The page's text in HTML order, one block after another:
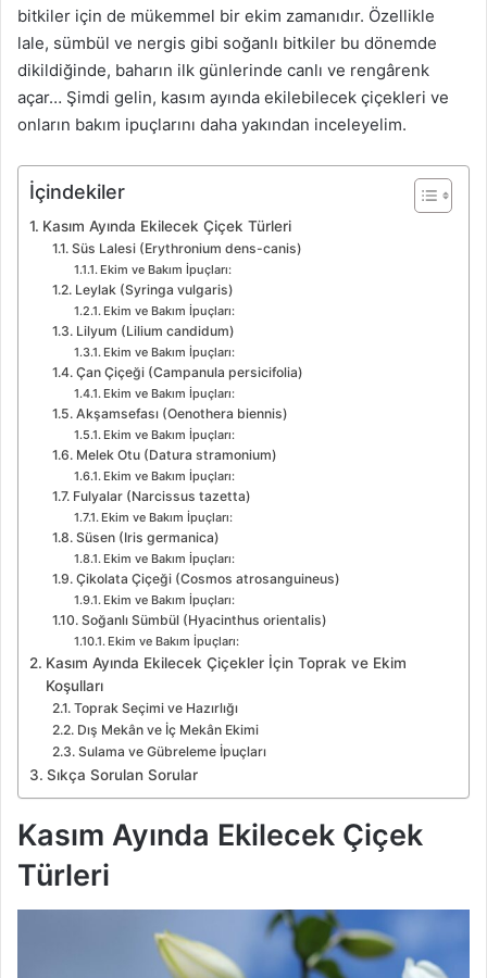
bitkiler için de mükemmel bir ekim zamanıdır. Özellikle
lale, sümbül ve nergis gibi soğanlı bitkiler bu dönemde
dikildiğinde, baharın ilk günlerinde canlı ve rengârenk
açar… Şimdi gelin, kasım ayında ekilebilecek çiçekleri ve
onların bakım ipuçlarını daha yakından inceleyelim.
İçindekiler
Kasım Ayında Ekilecek Çiçek Türleri
Süs Lalesi (Erythronium dens-canis)
Ekim ve Bakım İpuçları:
Leylak (Syringa vulgaris)
Ekim ve Bakım İpuçları:
Lilyum (Lilium candidum)
Ekim ve Bakım İpuçları:
Çan Çiçeği (Campanula persicifolia)
Ekim ve Bakım İpuçları:
Akşamsefası (Oenothera biennis)
Ekim ve Bakım İpuçları:
Melek Otu (Datura stramonium)
Ekim ve Bakım İpuçları:
Fulyalar (Narcissus tazetta)
Ekim ve Bakım İpuçları:
Süsen (Iris germanica)
Ekim ve Bakım İpuçları:
Çikolata Çiçeği (Cosmos atrosanguineus)
Ekim ve Bakım İpuçları:
Soğanlı Sümbül (Hyacinthus orientalis)
Ekim ve Bakım İpuçları:
Kasım Ayında Ekilecek Çiçekler İçin Toprak ve Ekim
Koşulları
Toprak Seçimi ve Hazırlığı
Dış Mekân ve İç Mekân Ekimi
Sulama ve Gübreleme İpuçları
Sıkça Sorulan Sorular
Kasım Ayında Ekilecek Çiçek
Türleri